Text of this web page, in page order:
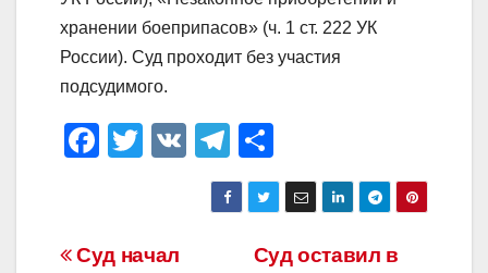
хранении боеприпасов» (ч. 1 ст. 222 УК
России). Суд проходит без участия
подсудимого.
F
e
T
er
V
T
el
e
gr
тп
р
а
Навигация
Суд оставил в
Суд начал